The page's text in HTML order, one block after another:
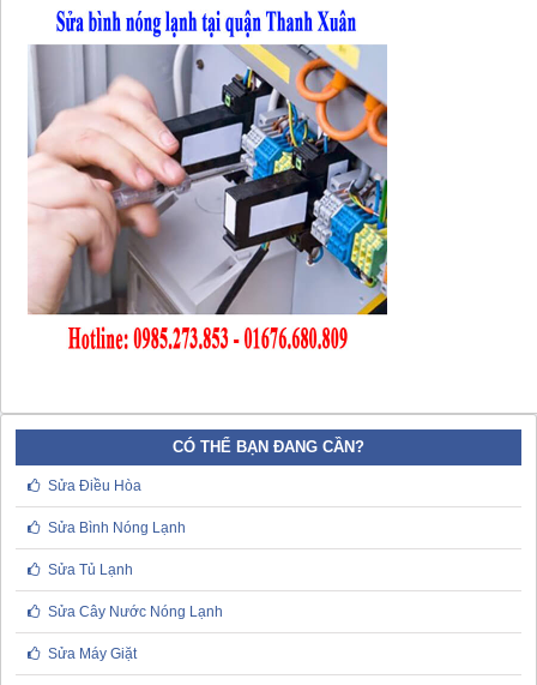
CÓ THỂ BẠN ĐANG CẦN?
Sửa Điều Hòa
Sửa Bình Nóng Lạnh
Sửa Tủ Lạnh
Sửa Cây Nước Nóng Lạnh
Sửa Máy Giặt